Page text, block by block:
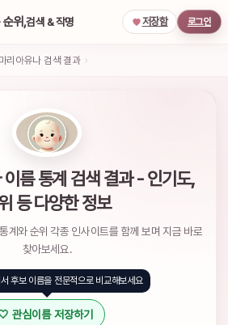
순위,검색 & 작명 저장함 로그인
리아유나 검색 결과 ›
름 통계 검색 결과 - 인기도,
등 다양한 정보
계와 순위 각종 인사이트를 함께 보며 지금 바로
찾아보세요.
후보 이름을 전문적으로 비교해보세요
🤍 관심이름 저장하기